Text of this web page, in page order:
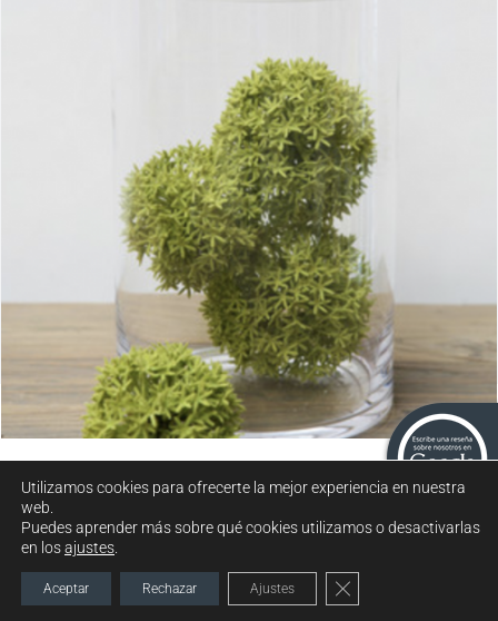
Jarrón Hurricane
2021 © MUEBLES GARCÍA FERRER. TODOS LOS DERECHOS
RESERVADOS |POLÍTICA DE PRIVACIDAD TÉRMINOS DEL SERVICIO
POLÍTICA DE COOKIES
Utilizamos cookies para ofrecerte la mejor experiencia en nuestra
web.
Puedes aprender más sobre qué cookies utilizamos o desactivarlas
en losajustes
Aceptar Rechazar Ajustes Cerrar el banner de